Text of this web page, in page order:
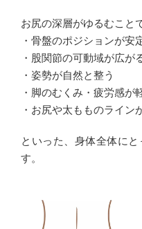
お尻の深層がゆるむことで
・骨盤のポジションが安
・股関節の可動域が広が
・姿勢が自然と整う
・脚のむくみ・疲労感が
・お尻や太もものライン
といった、身体全体に
す。